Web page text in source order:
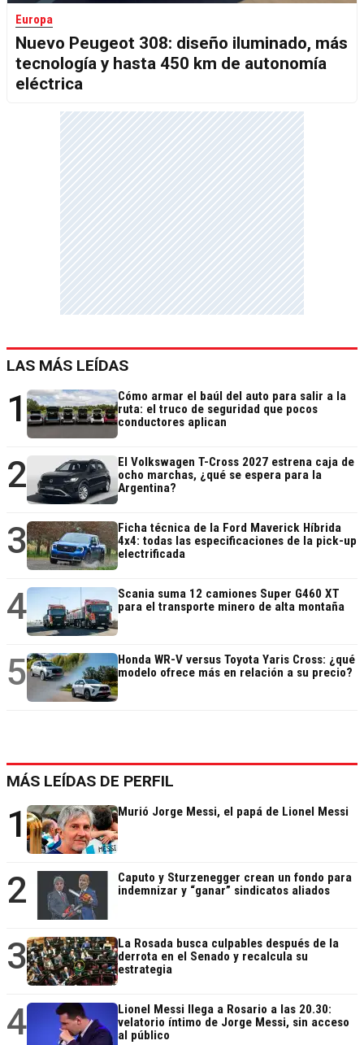
Europa
Nuevo Peugeot 308: diseño iluminado, más
tecnología y hasta 450 km de autonomía
eléctrica
LAS MÁS LEÍDAS
1
Cómo armar el baúl del auto para salir a la
ruta: el truco de seguridad que pocos
conductores aplican
2
El Volkswagen T-Cross 2027 estrena caja de
ocho marchas, ¿qué se espera para la
Argentina?
3
Ficha técnica de la Ford Maverick Híbrida
4x4: todas las especificaciones de la pick-up
electrificada
4
Scania suma 12 camiones Super G460 XT
para el transporte minero de alta montaña
5
Honda WR-V versus Toyota Yaris Cross: ¿qué
modelo ofrece más en relación a su precio?
MÁS LEÍDAS DE PERFIL
1 Murió Jorge Messi, el papá de Lionel Messi
2
Caputo y Sturzenegger crean un fondo para
indemnizar y “ganar” sindicatos aliados
3
La Rosada busca culpables después de la
derrota en el Senado y recalcula su
estrategia
4
Lionel Messi llega a Rosario a las 20.30:
velatorio íntimo de Jorge Messi, sin acceso
al público